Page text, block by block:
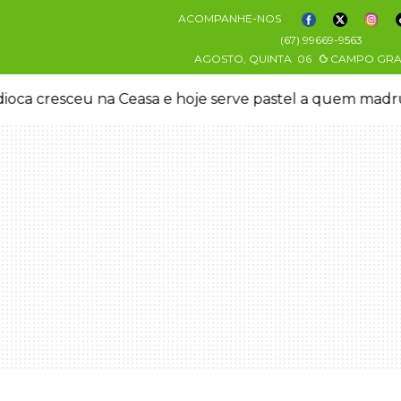
ACOMPANHE-NOS
(67) 99669-9563
AGOSTO, QUINTA 06 CAMPO
Pix para controlar adolescente antes de induzi-la à